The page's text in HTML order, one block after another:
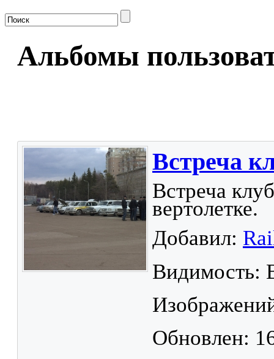
Альбомы
Встреча
Встреча
вертолетке.
Добавил:
Видимость:
Обновлен: